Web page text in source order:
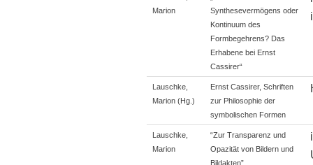
Marion
Synthesevermögens oder
Kontinuum des
Formbegehrens? Das
Erhabene bei Ernst
Cassirer“
Lauschke,
Marion (Hg.)
Ernst Cassirer, Schriften
zur Philosophie der
symbolischen Formen
Lauschke,
Marion
“Zur Transparenz und
Opazität von Bildern und
Bildakten”